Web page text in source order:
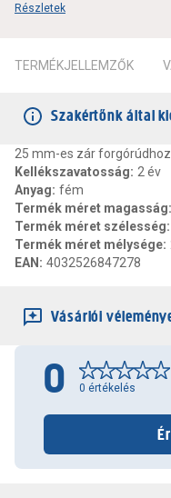
Részletek
TERMÉKJELLEMZŐK
Szakértőnk által
25 mm-es zár
Kellékszavatosság: 2 év
Anyag: fém
Termék méret magasság:
Termék méret szélesség:
Termék méret mélysége:
EAN : 4032526847278
Vásárlói
0 0 értékelés